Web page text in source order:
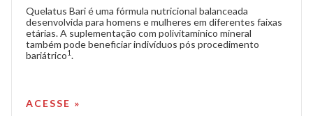
Quelatus Bari é uma fórmula nutricional balanceada
desenvolvida para homens e mulheres em diferentes faixas
etárias. A suplementação com polivitaminico mineral
também pode beneficiar indivíduos pós procedimento
bariátrico1.
ACESSE »